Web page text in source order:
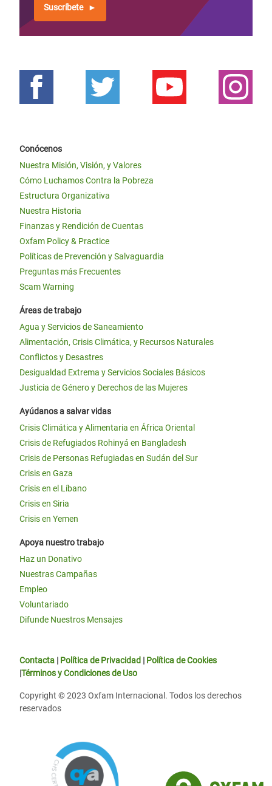
Suscríbete
Conócenos
Nuestra Misión, Visión, y Valores
Cómo Luchamos Contra la Pobreza
Estructura Organizativa
Nuestra Historia
Finanzas y Rendición de Cuentas
Oxfam Policy & Practice
Políticas de Prevención y Salvaguardia
Preguntas más Frecuentes
Scam Warning
Áreas de trabajo
Agua y Servicios de Saneamiento
Alimentación, Crisis Climática, y Recursos Naturales
Conflictos y Desastres
Desigualdad Extrema y Servicios Sociales Básicos
Justicia de Género y Derechos de las Mujeres
Ayúdanos a salvar vidas
Crisis Climática y Alimentaria en África Oriental
Crisis de Refugiados Rohinyá en Bangladesh
Crisis de Personas Refugiadas en Sudán del Sur
Crisis en Gaza
Crisis en el Líbano
Crisis en Siria
Crisis en Yemen
Apoya nuestro trabajo
Haz un Donativo
Nuestras Campañas
Empleo
Voluntariado
Difunde Nuestros Mensajes
Contacta | Política de Privacidad | Política de Cookies
|Términos y Condiciones de Uso
Copyright © 2023 Oxfam Internacional. Todos los derechos
reservados